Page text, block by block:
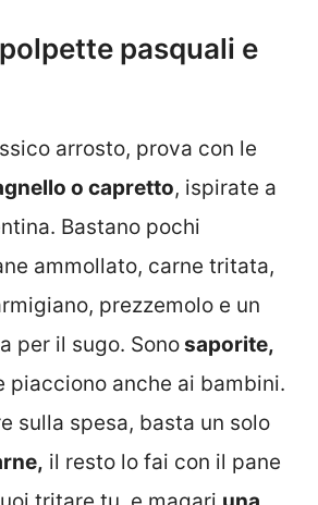
pasquali e
arrosto, prova con le
o capretto, ispirate a
Bastano pochi
ammollato, carne tritata,
prezzemolo e un
per il sugo. Sonosaporite,
piacciono anche ai bambini.
sulla spesa, basta un solo
il resto lo fai con il pane